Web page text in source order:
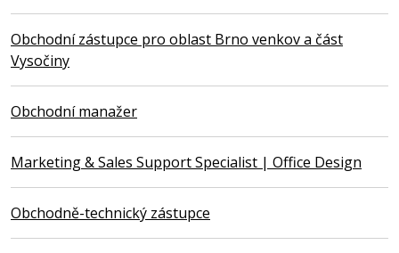
Obchodní zástupce pro oblast Brno venkov a část
Vysočiny
Obchodní manažer
Marketing & Sales Support Specialist | Office Design
Obchodně-technický zástupce